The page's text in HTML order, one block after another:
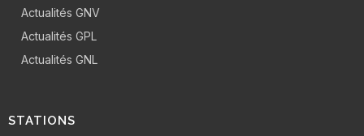
Actualités GNV
Actualités GPL
Actualités GNL
STATIONS